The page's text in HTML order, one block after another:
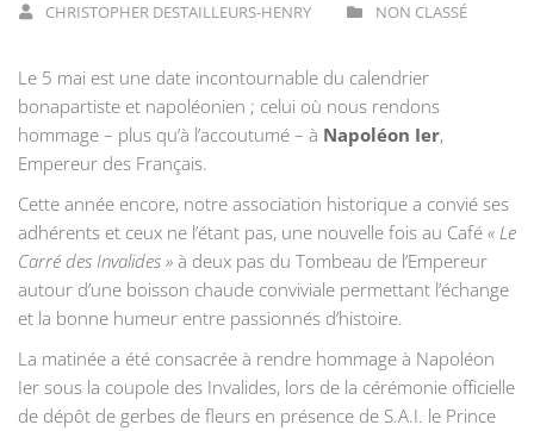
CHRISTOPHER DESTAILLEURS-HENRY NON CLASSÉ
Le 5 mai est une date incontournable du calendrier
bonapartiste et napoléonien ; celui où nous rendons
hommage – plus qu’à l’accoutumé – à Napoléon Ier,
Empereur des Français.
Cette année encore, notre association historique a convié ses
adhérents et ceux ne l’étant pas, une nouvelle fois au Café « Le
Carré des Invalides » à deux pas du Tombeau de l’Empereur
autour d’une boisson chaude conviviale permettant l’échange
et la bonne humeur entre passionnés d’histoire.
La matinée a été consacrée à rendre hommage à Napoléon
Ier sous la coupole des Invalides, lors de la cérémonie officielle
de dépôt de gerbes de fleurs en présence de S.A.I. le Prince